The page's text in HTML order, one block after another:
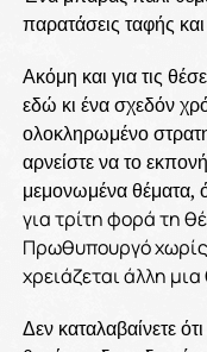
παρατάσεις ταφής
Ακόμη και για τις
εδώ κι ένα σχεδόν
ολοκληρωμένο
αρνείστε να το
μεμονωμένα θέματα,
για τρίτη φορά τη
Πρωθυπουργό χωρίς
χρειάζεται άλλη
Δεν καταλαβαίνετε